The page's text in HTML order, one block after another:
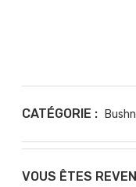
CATÉGORIE :
VOUS ÊTES